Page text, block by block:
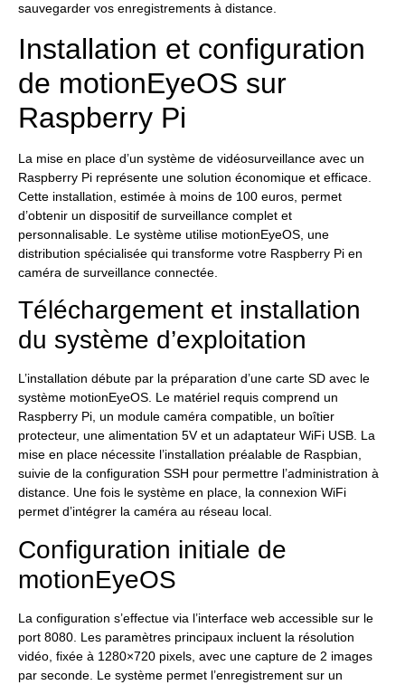
sauvegarder vos enregistrements à distance.
Installation et configuration
de motionEyeOS sur
Raspberry Pi
La mise en place d’un système de vidéosurveillance avec un
Raspberry Pi représente une solution économique et efficace.
Cette installation, estimée à moins de 100 euros, permet
d’obtenir un dispositif de surveillance complet et
personnalisable. Le système utilise motionEyeOS, une
distribution spécialisée qui transforme votre Raspberry Pi en
caméra de surveillance connectée.
Téléchargement et installation
du système d’exploitation
L’installation débute par la préparation d’une carte SD avec le
système motionEyeOS. Le matériel requis comprend un
Raspberry Pi, un module caméra compatible, un boîtier
protecteur, une alimentation 5V et un adaptateur WiFi USB. La
mise en place nécessite l’installation préalable de Raspbian,
suivie de la configuration SSH pour permettre l’administration à
distance. Une fois le système en place, la connexion WiFi
permet d’intégrer la caméra au réseau local.
Configuration initiale de
motionEyeOS
La configuration s’effectue via l’interface web accessible sur le
port 8080. Les paramètres principaux incluent la résolution
vidéo, fixée à 1280×720 pixels, avec une capture de 2 images
par seconde. Le système permet l’enregistrement sur un